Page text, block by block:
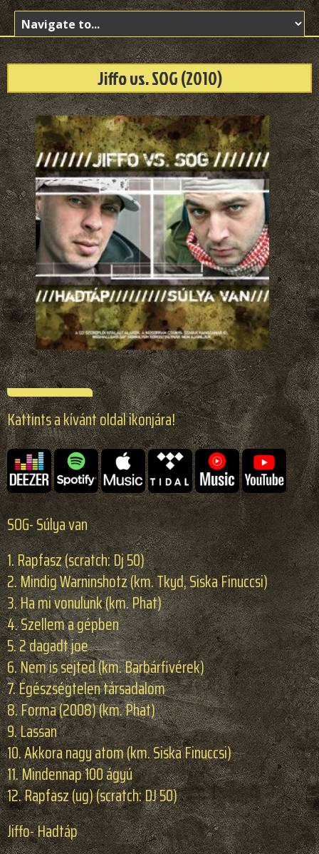
Jiffo vs. SOG (2010)
Kattints a kívánt oldal ikonjára!
SOG- Súlya van
1. Rapfasz (scratch: Dj 50)
2. Mindig Warninshotz (km. Tkyd, Siska Finuccsi)
3. Ha mi vonulunk (km. Phat)
4. Szellem a gépben
5. 2 dagadt joe
6. Nem is sejted (km. Barbárfivérek)
7. Egészségtelen társadalom
8. Forma (2008) (km. Phat)
9. Lassan
10. Akkora nagy atom (km. Siska Finuccsi)
11. Mindennap 100 ágyú
12. Rapfasz (ug) (scratch: DJ 50)
Jiffo- Hadtáp